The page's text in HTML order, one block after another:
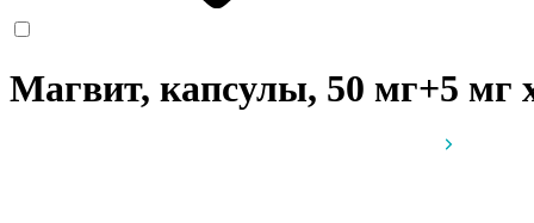
Магвит, капсулы, 50 мг+5 мг